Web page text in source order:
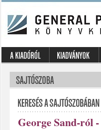
George Sand-ról